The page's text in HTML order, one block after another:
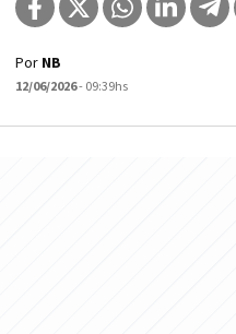
Por NB
12/06/2026- 09:39hs